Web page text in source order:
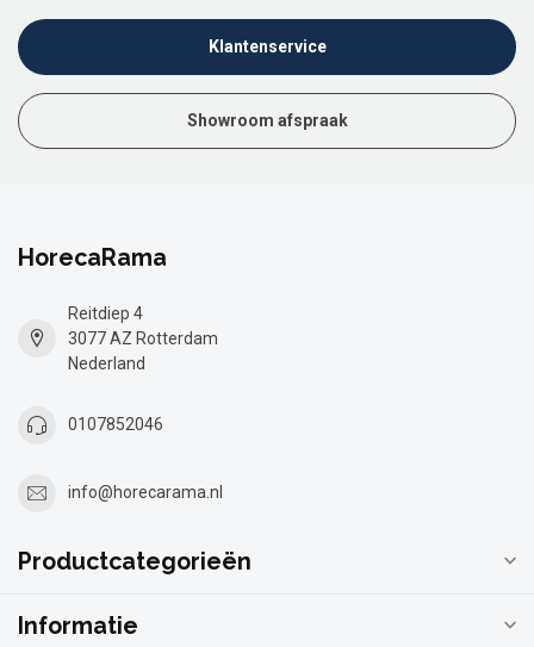
Klantenservice
Showroom afspraak
HorecaRama
Reitdiep 4
3077 AZ Rotterdam
Nederland
0107852046
info@horecarama.nl
Productcategorieën
Informatie